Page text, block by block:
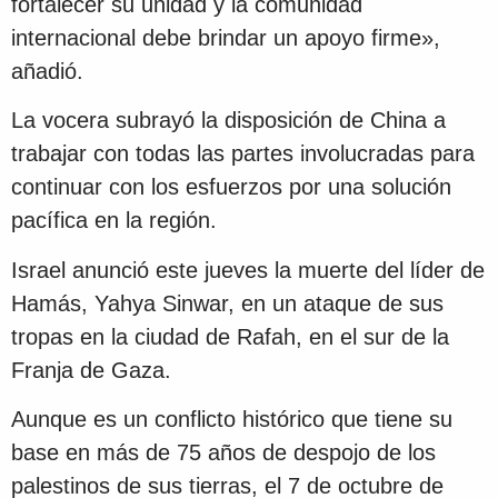
internacional debe brindar un apoyo firme»,
añadió.
La vocera subrayó la disposición de China a
trabajar con todas las partes involucradas para
continuar con los esfuerzos por una solución
pacífica en la región.
Israel anunció este jueves la muerte del líder de
Hamás, Yahya Sinwar, en un ataque de sus
tropas en la ciudad de Rafah, en el sur de la
Franja de Gaza.
Aunque es un conflicto histórico que tiene su
base en más de 75 años de despojo de los
palestinos de sus tierras, el 7 de octubre de